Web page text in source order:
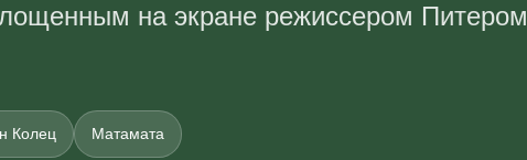
на экране режиссером Питером
Колец Матамата